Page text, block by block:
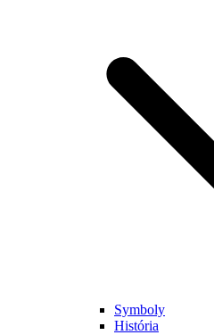
Symboly
História